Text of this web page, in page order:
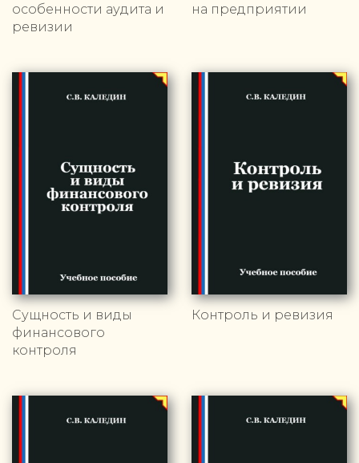
особенности аудита и
ревизии
на предприятии
Сущность и виды
финансового
контроля
Контроль и ревизия